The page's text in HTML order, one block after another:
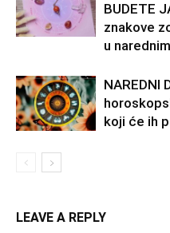
BUDETE
znakove
u
NAREDNI
koji će ih
LEAVE A REPLY